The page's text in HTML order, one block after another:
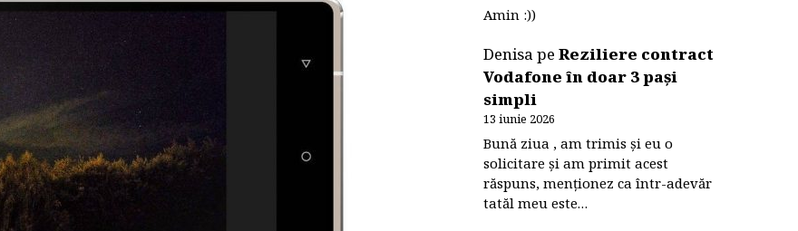
Amin :))
DenisapeReziliere contract
Vodafone în doar 3 pași
simpli
13 iunie 2026
Bună ziua , am trimis și eu o
solicitare și am primit acest
răspuns, menționez ca într-adevăr
tatăl meu este…